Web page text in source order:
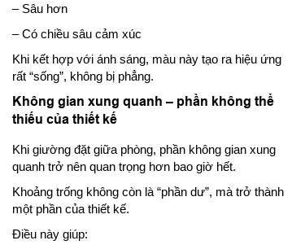
– Sâu hơn
– Có chiều sâu cảm xúc
Khi kết hợp với ánh sáng, màu này tạo ra hiệu ứng
rất “sống”, không bị phẳng.
Không gian xung quanh – phần không thể
thiếu của thiết kế
Khi giường đặt giữa phòng, phần không gian xung
quanh trở nên quan trọng hơn bao giờ hết.
Khoảng trống không còn là “phần dư”, mà trở thành
một phần của thiết kế.
Điều này giúp: